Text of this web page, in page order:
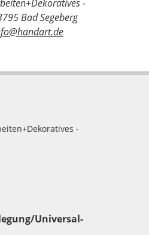
-
Bad Segeberg
-
Universal­